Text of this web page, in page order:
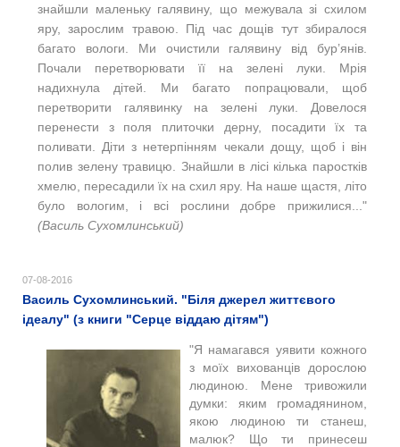
знайшли маленьку галявину, що межувала зі схилом
яру, зарослим травою. Під час дощів тут збиралося
багато вологи. Ми очистили галявину від бур’янів.
Почали перетворювати її на зелені луки. Мрія
надихнула дітей. Ми багато попрацювали, щоб
перетворити галявинку на зелені луки. Довелося
перенести з поля плиточки дерну, посадити їх та
поливати. Діти з нетерпінням чекали дощу, щоб і він
полив зелену травицю. Знайшли в лісі кілька паростків
хмелю, пересадили їх на схил яру. На наше щастя, літо
було вологим, і всі рослини добре прижилися..."
(Василь Сухомлинський)
07-08-2016
Василь Сухомлинський. "Біля джерел життєвого
ідеалу" (з книги "Серце віддаю дітям")
"Я намагався уявити кожного
з моїх вихованців дорослою
людиною. Мене тривожили
думки: яким громадянином,
якою людиною ти станеш,
малюк? Що ти принесеш